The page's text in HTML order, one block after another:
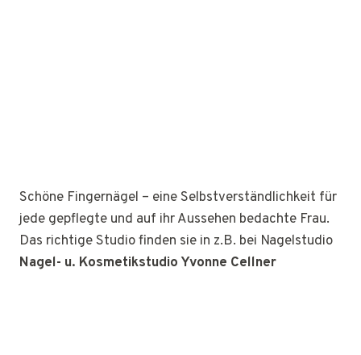
Schöne Fingernägel – eine Selbstverständlichkeit für
jede gepflegte und auf ihr Aussehen bedachte Frau.
Das richtige Studio finden sie in z.B. bei Nagelstudio
Nagel- u. Kosmetikstudio Yvonne Cellner